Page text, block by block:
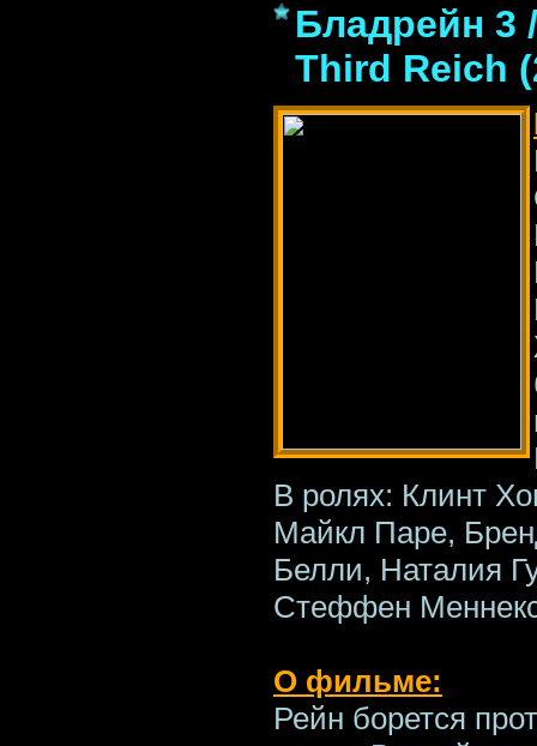
Бладрейн 3
Third Reich
В ролях: Клинт
Майкл Паре,
Белли, Наталия
Стеффен
О фильме:
Рейн борется